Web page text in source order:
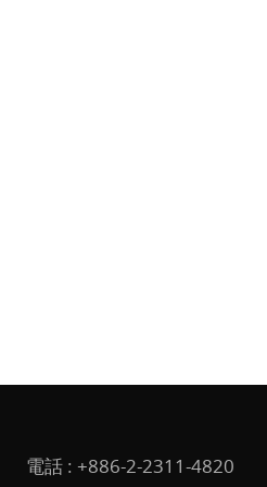
電話 : +886-2-2311-4820